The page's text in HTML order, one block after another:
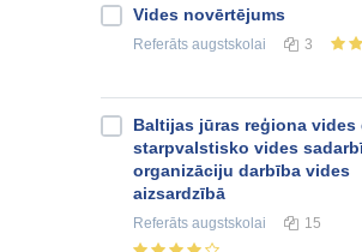
Vides novērtējums
Referāts augstskolai 3
Baltijas jūras reģiona vides
starpvalstisko vides
organizāciju darbība vides
aizsardzībā
Referāts augstskolai 15